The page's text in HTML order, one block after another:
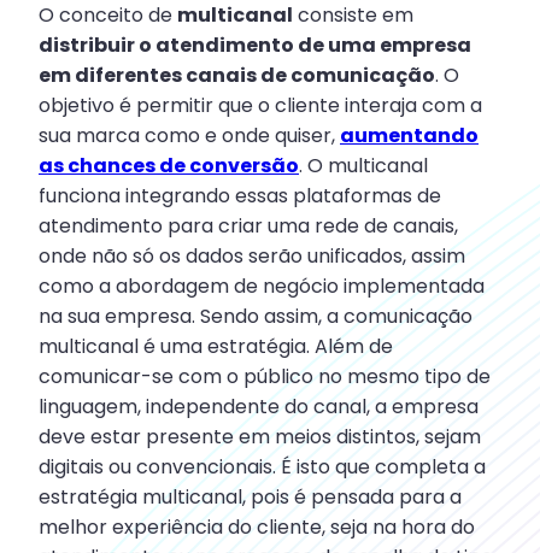
O conceito de multicanal consiste em
distribuir o atendimento de uma empresa
em diferentes canais de comunicação. O
objetivo é permitir que o cliente interaja com a
sua marca como e onde quiser, aumentando
as chances de conversão. O multicanal
funciona integrando essas plataformas de
atendimento para criar uma rede de canais,
onde não só os dados serão unificados, assim
como a abordagem de negócio implementada
na sua empresa. Sendo assim, a comunicação
multicanal é uma estratégia. Além de
comunicar-se com o público no mesmo tipo de
linguagem, independente do canal, a empresa
deve estar presente em meios distintos, sejam
digitais ou convencionais. É isto que completa a
estratégia multicanal, pois é pensada para a
melhor experiência do cliente, seja na hora do